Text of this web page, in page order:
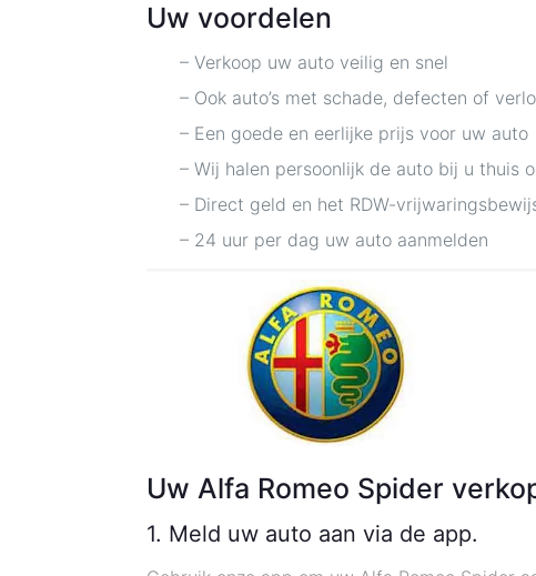
Uw voordelen
– Verkoop uw auto veilig en snel
– Ook auto’s met schade, defecten of
– Een goede en eerlijke prijs voor uw auto
– Wij halen persoonlijk de auto bij u thuis
– Direct geld en het RDW-
– 24 uur per dag uw auto aanmelden
Uw Alfa Romeo Spider
1. Meld uw auto aan via de app.